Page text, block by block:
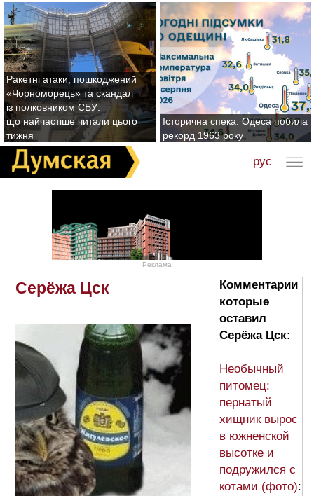
Ракетні атаки, пошкоджений
«Чорноморець» та скандал
із полковником СБУ:
що найчастіше читали цього
тижня
Історична спека: Одеса побила
рекорд 1963 року
рус
Реклама
Серёжа Цск
Комментарии
которые
оставил
Серёжа Цск:
Необычный
питомец:
пернатый
хищник вырос
в южненской
высотке и
подружился с
котами (фото):